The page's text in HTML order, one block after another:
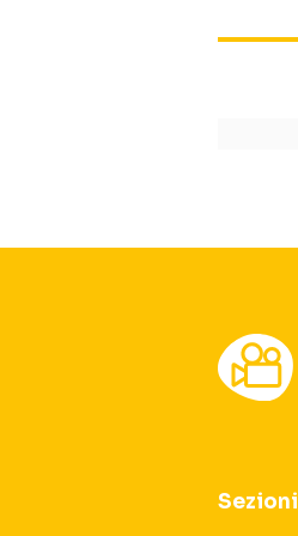
Sezioni